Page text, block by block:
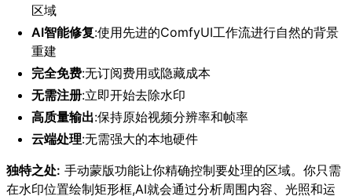
区域
AI智能修复:使用先进的ComfyUI工作流进行自然的背景
重建
完全免费:无订阅费用或隐藏成本
无需注册:立即开始去除水印
高质量输出:保持原始视频分辨率和帧率
云端处理:无需强大的本地硬件
独特之处: 手动蒙版功能让你精确控制要处理的区域。你只需
在水印位置绘制矩形框,AI就会通过分析周围内容、光照和运